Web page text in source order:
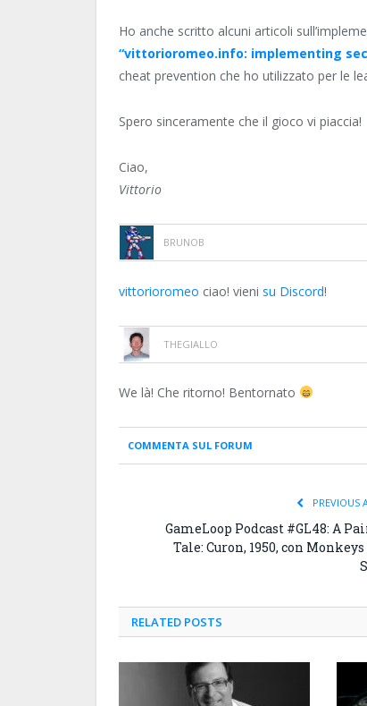
Ho anche scritto alcuni articoli
“vittorioromeo.info: implementing
cheat prevention che ho utilizzato per le
Spero sinceramente che il gioco vi piaccia!
Ciao,
Vittorio
BRUNOB
vittorioromeo ciao! vieni su Discord!
THEGIALLO
We là! Che ritorno! Bentornato
COMMENTA SUL FORUM
PREVIOUS
GameLoop Podcast #GL48: A
Tale: Curon, 1950, con
RELATED POSTS